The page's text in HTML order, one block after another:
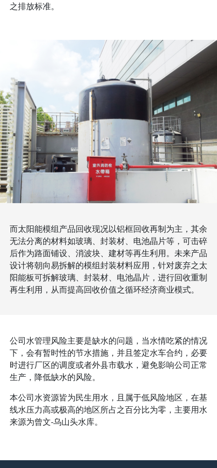
之排放标准。
而太阳能模组产品回收现况以铝框回收再制为主，其余
无法分离的材料如玻璃、封装材、电池晶片等，可击碎
后作为路面铺设、消波块、建材等再生利用。未来产品
设计将朝向易拆解的模组封装材料应用，针对废弃之太
阳能板可拆解玻璃、封装材、电池晶片，进行回收重制
再生利用，从而提高回收价值之循环经济商业模式。
公司水管理风险主要是缺水的问题，当水情吃紧的情况
下，会有暂时性的节水措施，并且签定水车合约，必要
时进行厂区的调度或者外县市载水，避免影响公司正常
生产，降低缺水的风险。
本公司水资源皆为民生用水，且属于低风险地区，在基
线水压力高或极高的地区所占之百分比为零，主要用水
来源为曾文-乌山头水库。